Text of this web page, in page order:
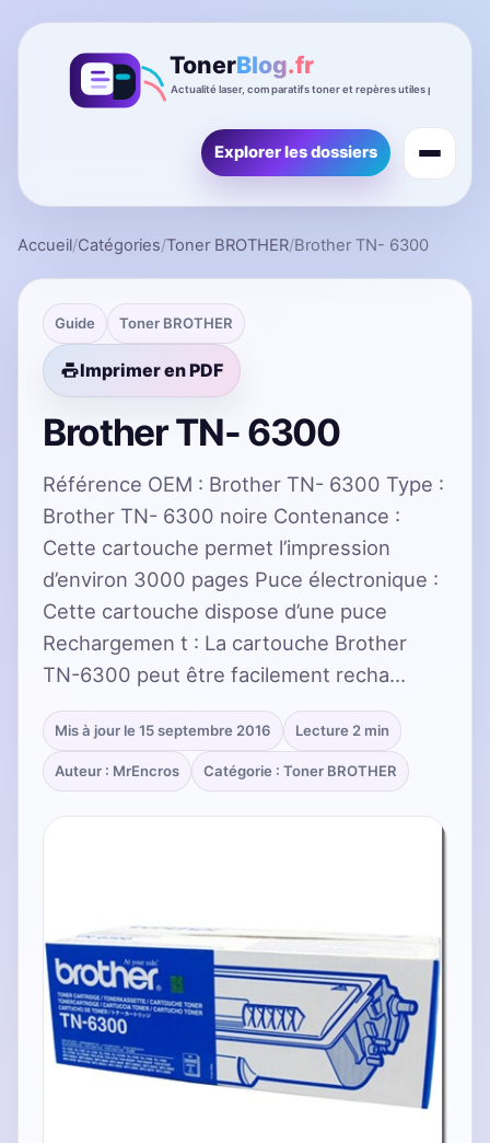
Explorer les dossiers
Accueil/Catégories/Toner BROTHER/Brother TN- 6300
Guide Toner BROTHER
Imprimer en PDF
Brother TN- 6300
Référence OEM : Brother TN- 6300 Type :
Brother TN- 6300 noire Contenance :
Cette cartouche permet l’impression
d’environ 3000 pages Puce électronique :
Cette cartouche dispose d’une puce
Rechargemen t : La cartouche Brother
TN-6300 peut être facilement recha…
Mis à jour le 15 septembre 2016 Lecture 2 min
Auteur : MrEncros Catégorie : Toner BROTHER